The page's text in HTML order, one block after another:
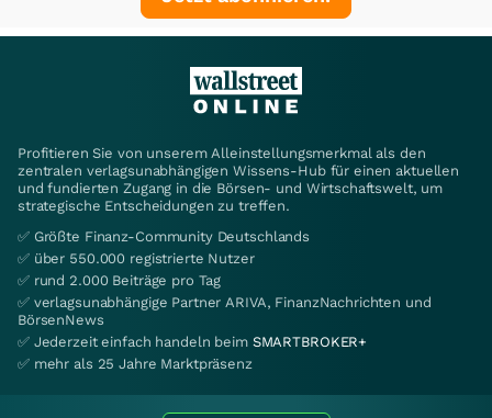
Profitieren Sie von unserem Alleinstellungsmerkmal als den
zentralen verlagsunabhängigen Wissens-Hub für einen aktuellen
und fundierten Zugang in die Börsen- und Wirtschaftswelt, um
strategische Entscheidungen zu treffen.
✅ Größte Finanz-Community Deutschlands
✅ über 550.000 registrierte Nutzer
✅ rund 2.000 Beiträge pro Tag
✅ verlagsunabhängige Partner ARIVA, FinanzNachrichten und
BörsenNews
✅ Jederzeit einfach handeln beim SMARTBROKER+
✅ mehr als 25 Jahre Marktpräsenz